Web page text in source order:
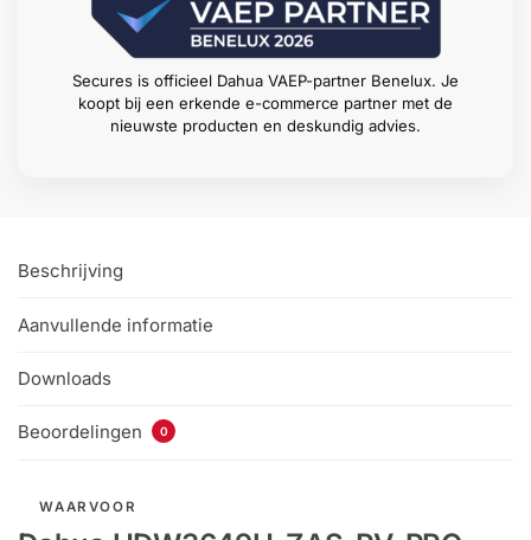
Secures is officieel Dahua VAEP-partner Benelux. Je
koopt bij een erkende e-commerce partner met de
nieuwste producten en deskundig advies.
Beschrijving
Aanvullende informatie
Downloads
Beoordelingen 0
WAARVOOR